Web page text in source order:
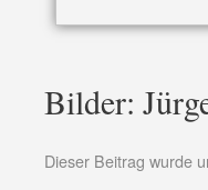
Bilder:
Dieser Beitrag wurde